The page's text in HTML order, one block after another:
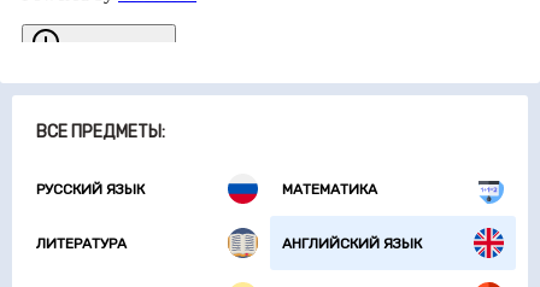
ВСЕ ПРЕДМЕТЫ:
РУССКИЙ ЯЗЫК МАТЕМАТИКА
ЛИТЕРАТУРА АНГЛИЙСКИЙ ЯЗЫК